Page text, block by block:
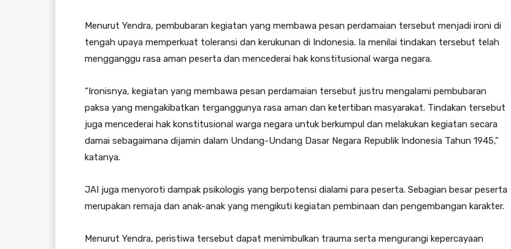
Menurut Yendra, pembubaran kegiatan yang membawa pesan perdamaian tersebut menjadi ironi di
tengah upaya memperkuat toleransi dan kerukunan di Indonesia. Ia menilai tindakan tersebut telah
mengganggu rasa aman peserta dan mencederai hak konstitusional warga negara.
“Ironisnya, kegiatan yang membawa pesan perdamaian tersebut justru mengalami pembubaran
paksa yang mengakibatkan terganggunya rasa aman dan ketertiban masyarakat. Tindakan tersebut
juga mencederai hak konstitusional warga negara untuk berkumpul dan melakukan kegiatan secara
damai sebagaimana dijamin dalam Undang-Undang Dasar Negara Republik Indonesia Tahun 1945,”
katanya.
JAI juga menyoroti dampak psikologis yang berpotensi dialami para peserta. Sebagian besar peserta
merupakan remaja dan anak-anak yang mengikuti kegiatan pembinaan dan pengembangan karakter.
Menurut Yendra, peristiwa tersebut dapat menimbulkan trauma serta mengurangi kepercayaan